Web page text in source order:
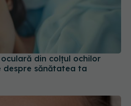
din colțul ochilor
despre sănătatea ta